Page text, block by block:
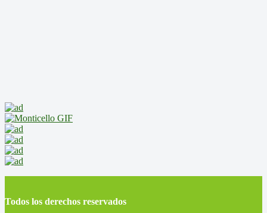
Todos los derechos reservados